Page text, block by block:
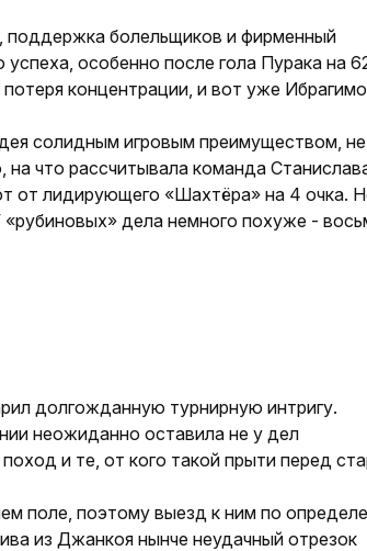
болельщиков и фирменный
особенно после гола Пурака на
концентрации, и вот уже
солидным игровым преимуществом, не
на что рассчитывала команда
от лидирую­щего «Шахтёра» на 4 очка.
дела немного похуже -
долгожданную турнирную интригу.
неожиданно оставила не у дел
и те, от кого такой прыти перед
поле, поэтому выезд к ним по
из Джанкоя нынче неудачный отрезок